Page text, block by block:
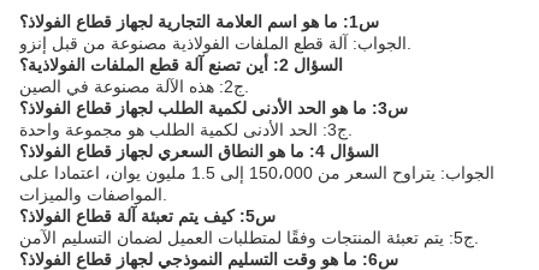
س1: ما هو اسم العلامة التجارية لجهاز قطاع الفولاذ؟
السؤال 2: أين تصنع آلة قطع الملفات الفولاذية؟
س3: ما هو الحد الأدنى لكمية الطلب لجهاز قطاع الفولاذ؟
السؤال 4: ما هو النطاق السعري لجهاز قطاع الفولاذ؟
الجواب: يتراوح السعر من 150،000 إلى 1.5 مليون يوان، اعتمادا على
س5: كيف يتم تعبئة آلة قطاع الفولاذ؟
س6: ما هو وقت التسليم النموذجي لجهاز قطاع الفولاذ؟